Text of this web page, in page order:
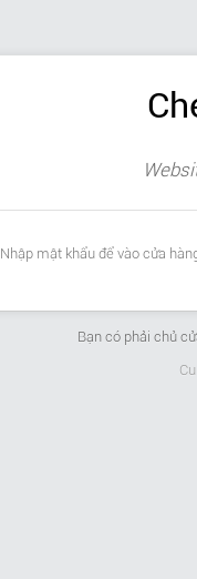
Nhập mật khẩu để vào cửa
Bạn có phải chủ